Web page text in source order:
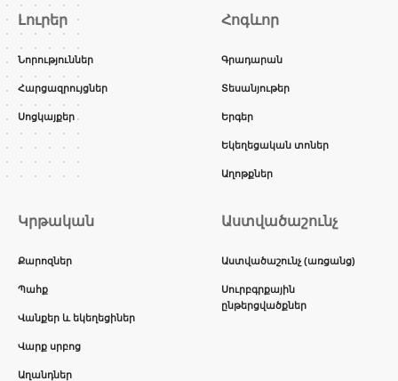
Լուրեր
Նորություններ
Հարցազրույցներ
Սոցկայքեր
Հոգևոր
Գրադարան
Տեսանյութեր
Երգեր
Եկեղեցական տոներ
Աղոթքներ
Կրթական
Քարոզներ
Պահք
Վանքեր և եկեղեցիներ
Վարք սրբոց
Աղանդներ
Աստվածաշունչ
Աստվածաշունչ (առցանց)
Սուրբգրքային
ընթերցվածքներ